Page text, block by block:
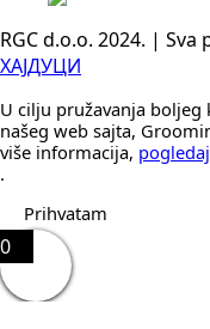
RGC d.o.o. 2024. |
ХАЈДУЦИ
U cilju pružavanja
našeg web sajta,
više informacija,
.
Prihvatam
0